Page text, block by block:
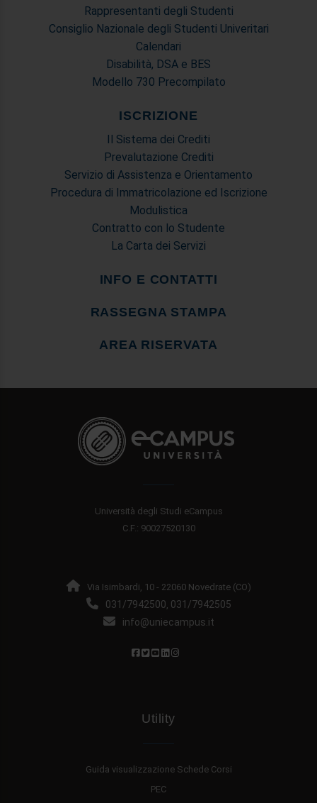
Rappresentanti degli Studenti
Consiglio Nazionale degli Studenti Univeritari
Calendari
Disabilità, DSA e BES
Modello 730 Precompilato
ISCRIZIONE
Il Sistema dei Crediti
Prevalutazione Crediti
Servizio di Assistenza e Orientamento
Procedura di Immatricolazione ed Iscrizione
Modulistica
Contratto con lo Studente
La Carta dei Servizi
INFO E CONTATTI
RASSEGNA STAMPA
AREA RISERVATA
Università degli Studi eCampus
C.F.: 90027520130
Via Isimbardi, 10 - 22060 Novedrate (CO)
031/7942500, 031/7942505
info@uniecampus.it
Utility
Guida visualizzazione Schede Corsi
PEC